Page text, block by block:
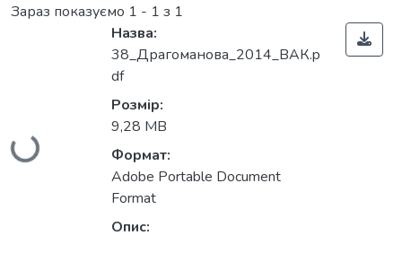
Зараз показуємо 1 - 1 з 1
Вантажиться...
Назва:
38_Драгоманова_2014_ВАК.p
df
Розмір:
9,28 MB
Формат:
Adobe Portable Document
Format
Опис: